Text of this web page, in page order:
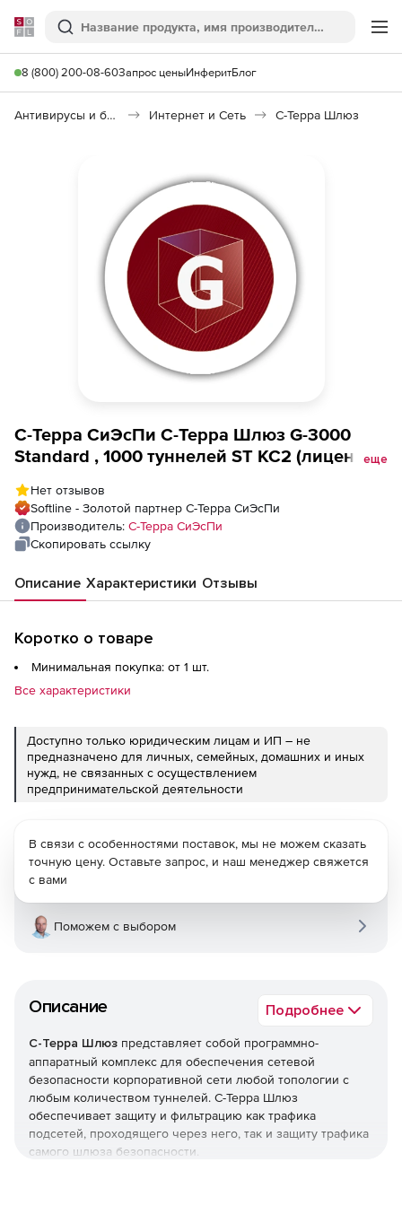
Softline
Поиск
8 (800) 200-08-60Запрос ценыИнферитБлог
Антивирусы и безопасность Интернет и Сеть С-Терра Шлюз
С-Терра СиЭсПи С-Терра Шлюз G-3000
Standard , 1000 туннелей ST КС2 (лицензия
право использования Программно-
аппаратного комплекса С-Терра VPN
Версия 4.2, исполнение 3-3 - С-Терра
еще
Нет отзывов
Softline - Золотой партнер С-Терра СиЭсПи
Производитель: С-Терра СиЭсПи
Скопировать ссылку
Описание Характеристики Отзывы
Коротко о товаре
Минимальная покупка: от 1 шт.
Все характеристики
Доступно только юридическим лицам и ИП – не
предназначено для личных, семейных, домашних и иных
нужд, не связанных с осуществлением
предпринимательской деятельности
Описание Подробнее
С-Терра Шлюз представляет собой программно-
аппаратный комплекс для обеспечения сетевой
безопасности корпоративной сети любой топологии с
любым количеством туннелей. С-Терра Шлюз
обеспечивает защиту и фильтрацию как трафика
подсетей, проходящего через него, так и защиту трафика
самого шлюза безопасности.
В связи с особенностями поставок, мы не можем сказать
точную цену. Оставьте запрос, и наш менеджер свяжется
с вами
Поможем с выбором